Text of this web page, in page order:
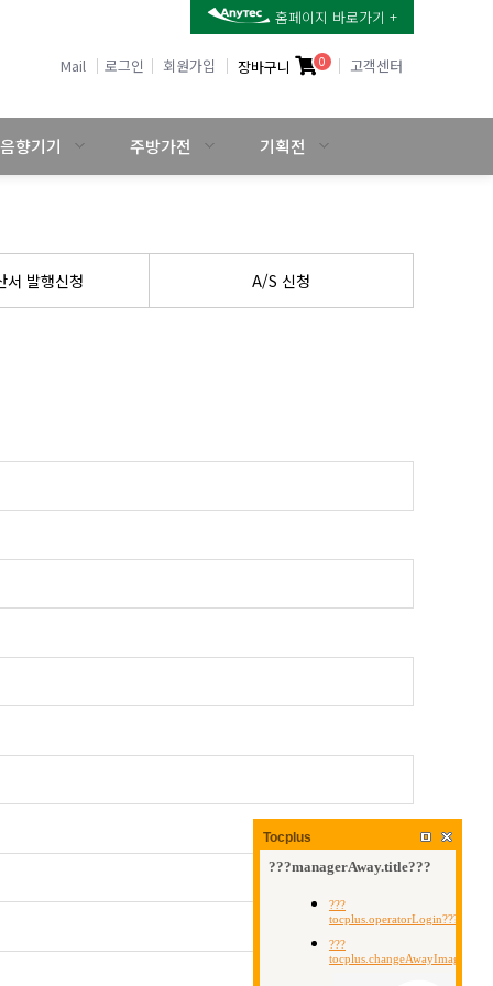
홈페이지 바로가기 +
Mail 로그인 회원가입 장바구니 0 고객센터
음향기기 주방가전 기획전
서 발행신청 A/S 신청
Tocplus